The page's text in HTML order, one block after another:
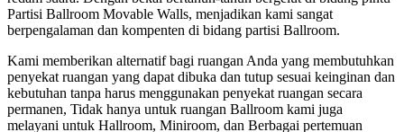
Partisi Ballroom Movable Walls, menjadikan kami sangat
berpengalaman dan kompenten di bidang partisi Ballroom.
Kami memberikan alternatif bagi ruangan Anda yang membutuhkan
penyekat ruangan yang dapat dibuka dan tutup sesuai keinginan dan
kebutuhan tanpa harus menggunakan penyekat ruangan secara
permanen, Tidak hanya untuk ruangan Ballroom kami juga
melayani untuk Hallroom, Miniroom, dan Berbagai pertemuan